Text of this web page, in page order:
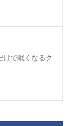
けで眠くなるク